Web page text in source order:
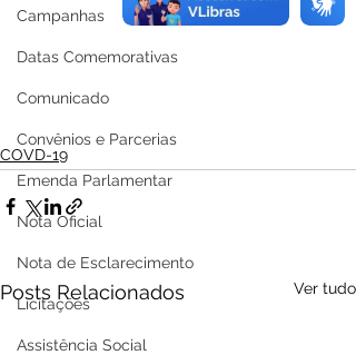
Campanhas
Datas Comemorativas
Comunicado
Convênios e Parcerias
Emenda Parlamentar
Nota Oficial
Nota de Esclarecimento
Licitações
Assistência Social
COVD-19
Posts Relacionados Ver tudo